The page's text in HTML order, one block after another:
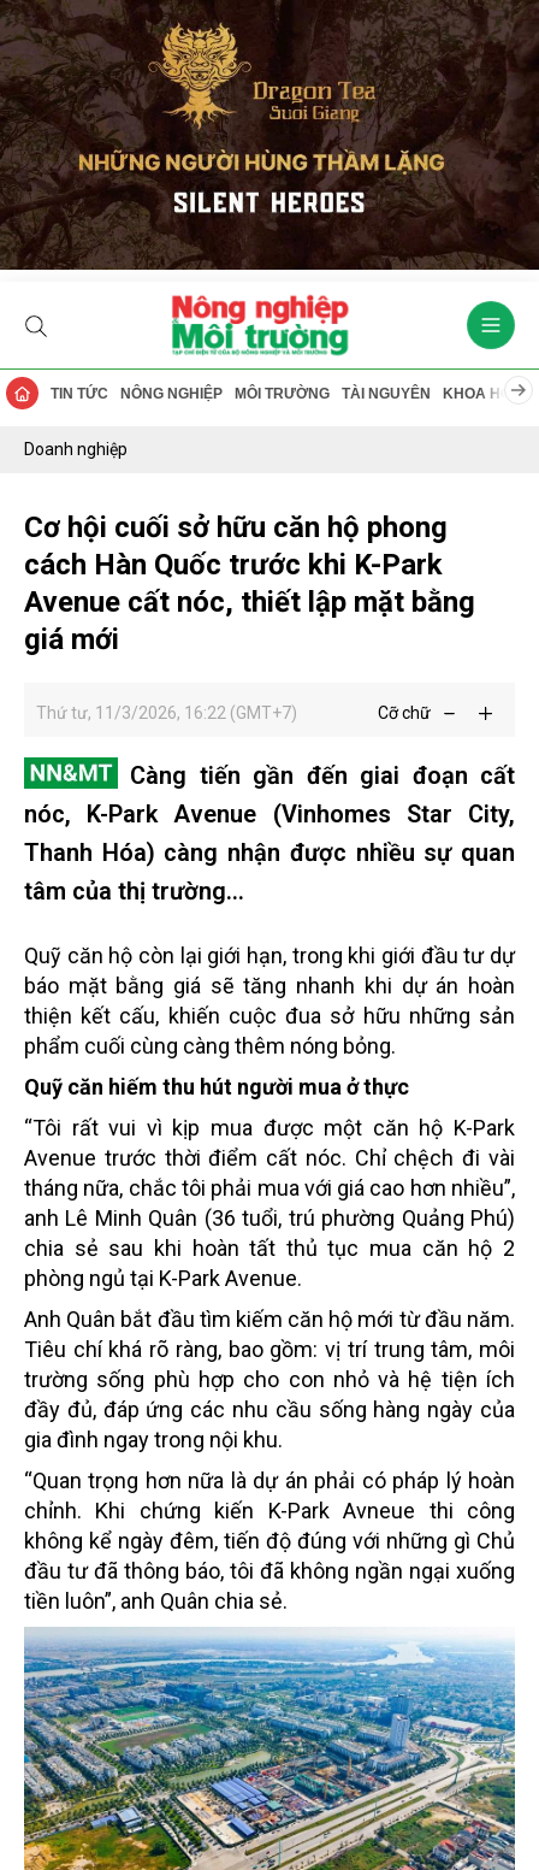
TIN TỨC NÔNG NGHIỆP MÔI TRƯỜNG TÀI NGUYÊN KHOA HỌC
Doanh nghiệp
Cơ hội cuối sở hữu căn hộ phong
cách Hàn Quốc trước khi K-Park
Avenue cất nóc, thiết lập mặt bằng
giá mới
Thứ tư, 11/3/2026, 16:22 (GMT+7) Cỡ chữ
Càng tiến gần đến giai đoạn cất
nóc, K-Park Avenue (Vinhomes Star City,
Thanh Hóa) càng nhận được nhiều sự quan
tâm của thị trường...
Quỹ căn hộ còn lại giới hạn, trong khi giới đầu tư dự
báo mặt bằng giá sẽ tăng nhanh khi dự án hoàn
thiện kết cấu, khiến cuộc đua sở hữu những sản
phẩm cuối cùng càng thêm nóng bỏng.
Quỹ căn hiếm thu hút người mua ở thực
“Tôi rất vui vì kịp mua được một căn hộ K-Park
Avenue trước thời điểm cất nóc. Chỉ chệch đi vài
tháng nữa, chắc tôi phải mua với giá cao hơn nhiều”,
anh Lê Minh Quân (36 tuổi, trú phường Quảng Phú)
chia sẻ sau khi hoàn tất thủ tục mua căn hộ 2
phòng ngủ tại K-Park Avenue.
Anh Quân bắt đầu tìm kiếm căn hộ mới từ đầu năm.
Tiêu chí khá rõ ràng, bao gồm: vị trí trung tâm, môi
trường sống phù hợp cho con nhỏ và hệ tiện ích
đầy đủ, đáp ứng các nhu cầu sống hàng ngày của
gia đình ngay trong nội khu.
“Quan trọng hơn nữa là dự án phải có pháp lý hoàn
chỉnh. Khi chứng kiến K-Park Avneue thi công
không kể ngày đêm, tiến độ đúng với những gì Chủ
đầu tư đã thông báo, tôi đã không ngần ngại xuống
tiền luôn”, anh Quân chia sẻ.